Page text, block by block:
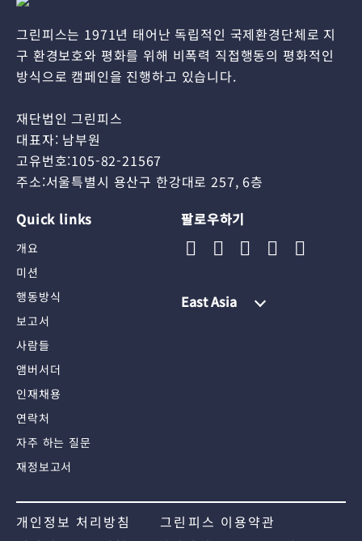
그린피스는 1971년 태어난 독립적인 국제환경단체로 지
구 환경보호와 평화를 위해 비폭력 직접행동의 평화적인
방식으로 캠페인을 진행하고 있습니다.
재단법인 그린피스
대표자: 남부원
고유번호:105-82-21567
주소:서울특별시 용산구 한강대로 257, 6층
Quick links
개요
미션
행동방식
보고서
사람들
앰버서더
인재채용
연락처
자주 하는 질문
재정보고서
팔로우하기
East Asia
개인정보 처리방침
그린피스 이용약관